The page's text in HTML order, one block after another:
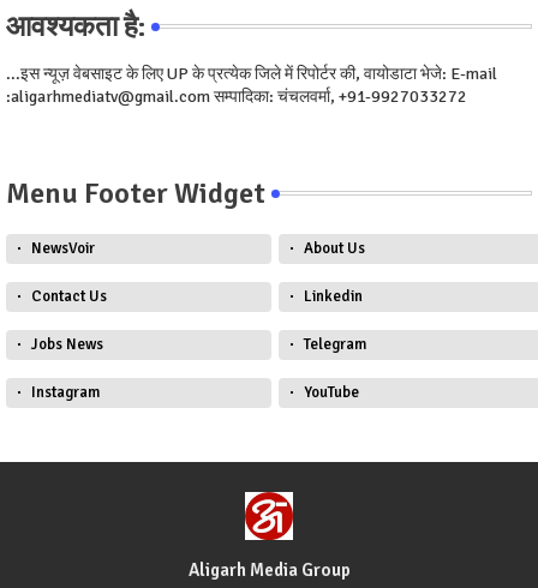
आवश्यकता है:
...इस न्यूज़ वेबसाइट के लिए UP के प्रत्येक जिले में रिपोर्टर की, वायोडाटा भेजे: E-mail
:aligarhmediatv@gmail.com सम्पादिका: चंचलवर्मा, +91-9927033272
Menu Footer Widget
NewsVoir About Us
Contact Us Linkedin
Jobs News Telegram
Instagram YouTube
Aligarh Media Group